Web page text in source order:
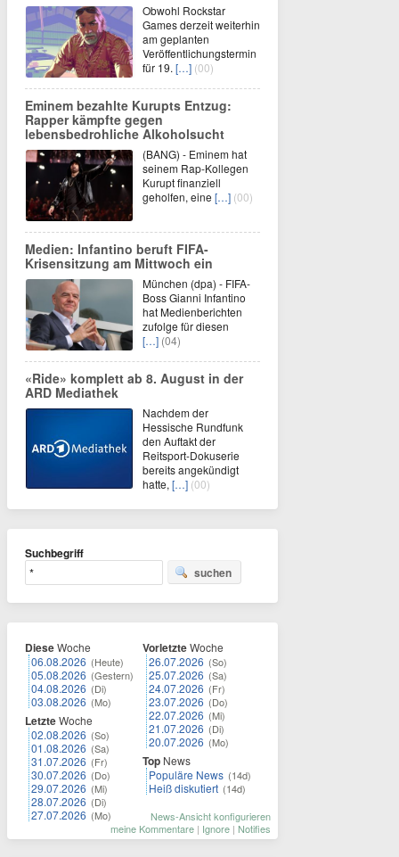
Obwohl Rockstar
Games derzeit weiterhin
am geplanten
Veröffentlichungstermin
für 19. […] (00)
Eminem bezahlte Kurupts Entzug:
Rapper kämpfte gegen
lebensbedrohliche Alkoholsucht
(BANG) - Eminem hat
seinem Rap-Kollegen
Kurupt finanziell
geholfen, eine […] (00)
Medien: Infantino beruft FIFA-
Krisensitzung am Mittwoch ein
München (dpa) - FIFA-
Boss Gianni Infantino
hat Medienberichten
zufolge für diesen
[…] (04)
«Ride» komplett ab 8. August in der
ARD Mediathek
Nachdem der
Hessische Rundfunk
den Auftakt der
Reitsport-Dokuserie
bereits angekündigt
hatte, […] (00)
Suchbegriff
suchen
DieseWoche
06.08.2026 (Heute)
05.08.2026 (Gestern)
04.08.2026 (Di)
03.08.2026 (Mo)
LetzteWoche
02.08.2026 (So)
01.08.2026 (Sa)
31.07.2026 (Fr)
30.07.2026 (Do)
29.07.2026 (Mi)
28.07.2026 (Di)
27.07.2026 (Mo)
VorletzteWoche
26.07.2026 (So)
25.07.2026 (Sa)
24.07.2026 (Fr)
23.07.2026 (Do)
22.07.2026 (Mi)
21.07.2026 (Di)
20.07.2026 (Mo)
Top News
Populäre News (14d)
Heiß diskutiert (14d)
News-Ansicht konfigurieren
meine Kommentare | Ignore | Notifies